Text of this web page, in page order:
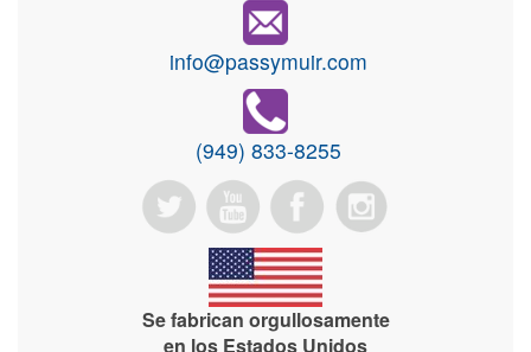
info@passymuir.com
(949) 833-8255
Se fabrican orgullosamente
en los Estados Unidos